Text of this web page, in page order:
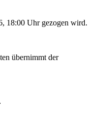
18:00 Uhr gezogen wird.
übernimmt der